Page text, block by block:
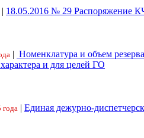
| 18.05.2016 № 29
| Номенклатура и объем
и для целей ГО
года | Единая дежурно-